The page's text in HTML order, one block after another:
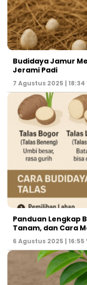
Budidaya Jamur
Jerami Padi
7 Agustus 2025 | 18:34
Panduan Lengkap
Tanam, dan Cara
6 Agustus 2025 | 16:55